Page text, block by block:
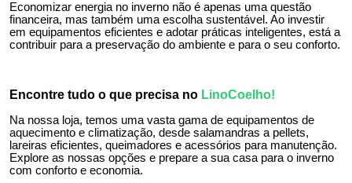
Economizar energia no inverno não é apenas uma questão
financeira, mas também uma escolha sustentável. Ao investir
em equipamentos eficientes e adotar práticas inteligentes, está a
contribuir para a preservação do ambiente e para o seu conforto.
Encontre tudo o que precisa no LinoCoelho!
Na nossa loja, temos uma vasta gama de equipamentos de
aquecimento e climatização, desde salamandras a pellets,
lareiras eficientes, queimadores e acessórios para manutenção.
Explore as nossas opções e prepare a sua casa para o inverno
com conforto e economia.